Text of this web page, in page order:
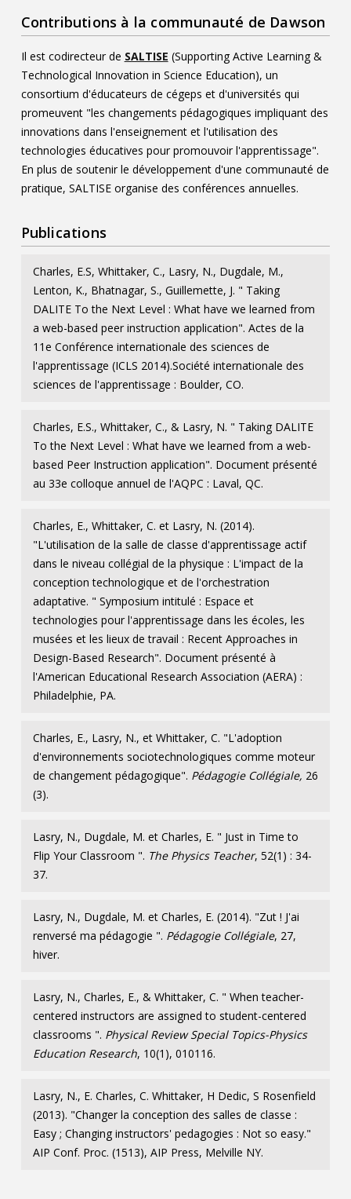
Contributions à la communauté de Dawson
Il est codirecteur de SALTISE (Supporting Active Learning &
Technological Innovation in Science Education), un
consortium d'éducateurs de cégeps et d'universités qui
promeuvent "les changements pédagogiques impliquant des
innovations dans l'enseignement et l'utilisation des
technologies éducatives pour promouvoir l'apprentissage".
En plus de soutenir le développement d'une communauté de
pratique, SALTISE organise des conférences annuelles.
Publications
Charles, E.S, Whittaker, C., Lasry, N., Dugdale, M.,
Lenton, K., Bhatnagar, S., Guillemette, J. " Taking
DALITE To the Next Level : What have we learned from
a web-based peer instruction application". Actes de la
11e Conférence internationale des sciences de
l'apprentissage (ICLS 2014).Société internationale des
sciences de l'apprentissage : Boulder, CO.
Charles, E.S., Whittaker, C., & Lasry, N. " Taking DALITE
To the Next Level : What have we learned from a web-
based Peer Instruction application". Document présenté
au 33e colloque annuel de l'AQPC : Laval, QC.
Charles, E., Whittaker, C. et Lasry, N. (2014).
"L'utilisation de la salle de classe d'apprentissage actif
dans le niveau collégial de la physique : L'impact de la
conception technologique et de l'orchestration
adaptative. " Symposium intitulé : Espace et
technologies pour l'apprentissage dans les écoles, les
musées et les lieux de travail : Recent Approaches in
Design-Based Research". Document présenté à
l'American Educational Research Association (AERA) :
Philadelphie, PA.
Charles, E., Lasry, N., et Whittaker, C. "L'adoption
d'environnements sociotechnologiques comme moteur
de changement pédagogique". Pédagogie Collégiale, 26
(3).
Lasry, N., Dugdale, M. et Charles, E. " Just in Time to
Flip Your Classroom ". The Physics Teacher, 52(1) : 34-
37.
Lasry, N., Dugdale, M. et Charles, E. (2014). "Zut ! J'ai
renversé ma pédagogie ". Pédagogie Collégiale, 27,
hiver.
Lasry, N., Charles, E., & Whittaker, C. " When teacher-
centered instructors are assigned to student-centered
classrooms ". Physical Review Special Topics-Physics
Education Research, 10(1), 010116.
Lasry, N., E. Charles, C. Whittaker, H Dedic, S Rosenfield
(2013). "Changer la conception des salles de classe :
Easy ; Changing instructors' pedagogies : Not so easy."
AIP Conf. Proc. (1513), AIP Press, Melville NY.